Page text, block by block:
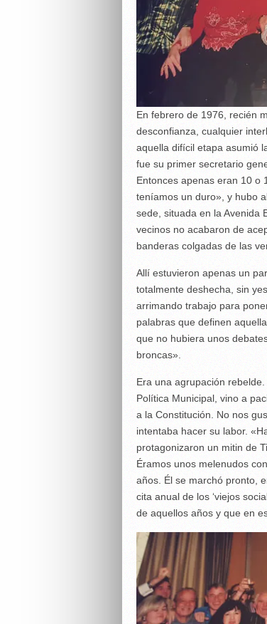
En febrero de 1976, recién
desconfianza, cualquier
aquella difícil etapa asumió
fue su primer secretario
Entonces apenas eran 10 o
teníamos un duro», y hubo
sede, situada en la Avenida
vecinos no acabaron de
banderas colgadas de las
Allí estuvieron apenas un
totalmente deshecha, sin
arrimando trabajo para
palabras que definen
que no hubiera unos
broncas».
Era una agrupación
Política Municipal, vino a
a la Constitución. No nos
intentaba hacer su labor.
protagonizaron un mitin de
Éramos unos melenudos
años. Él se marchó pronto,
cita anual de los ‘viejos
de aquellos años y que en